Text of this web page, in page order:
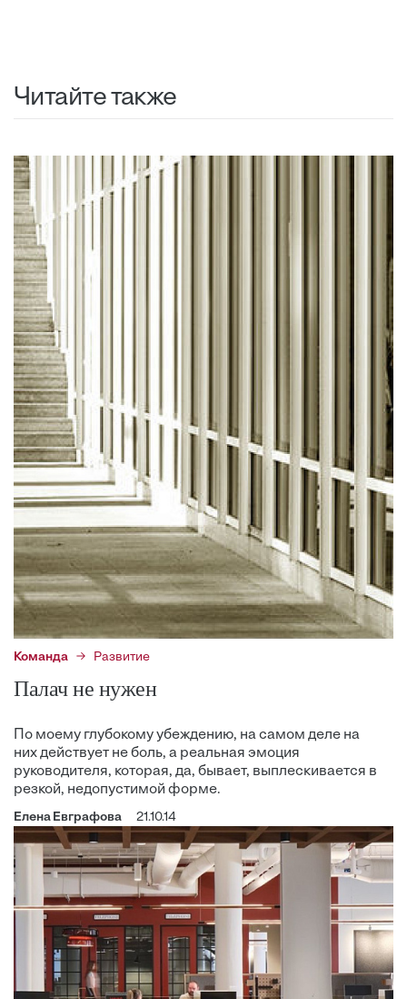
Читайте также
Команда Развитие
Палач не нужен
По моему глубокому убеждению, на самом деле на
них действует не боль, а реальная эмоция
руководителя, которая, да, бывает, выплескивается в
резкой, недопустимой форме.
Елена Евграфова 21.10.14